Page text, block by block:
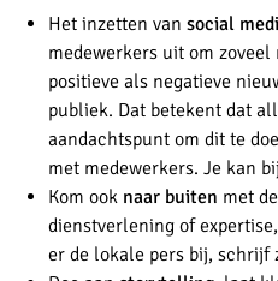
Het inzetten van social
medewerkers uit om
positieve als negatieve
publiek. Dat betekent dat
aandachtspunt om dit te
met medewerkers. Je kan
Kom ook naar buiten met
dienstverlening of
er de lokale pers bij, schrijf